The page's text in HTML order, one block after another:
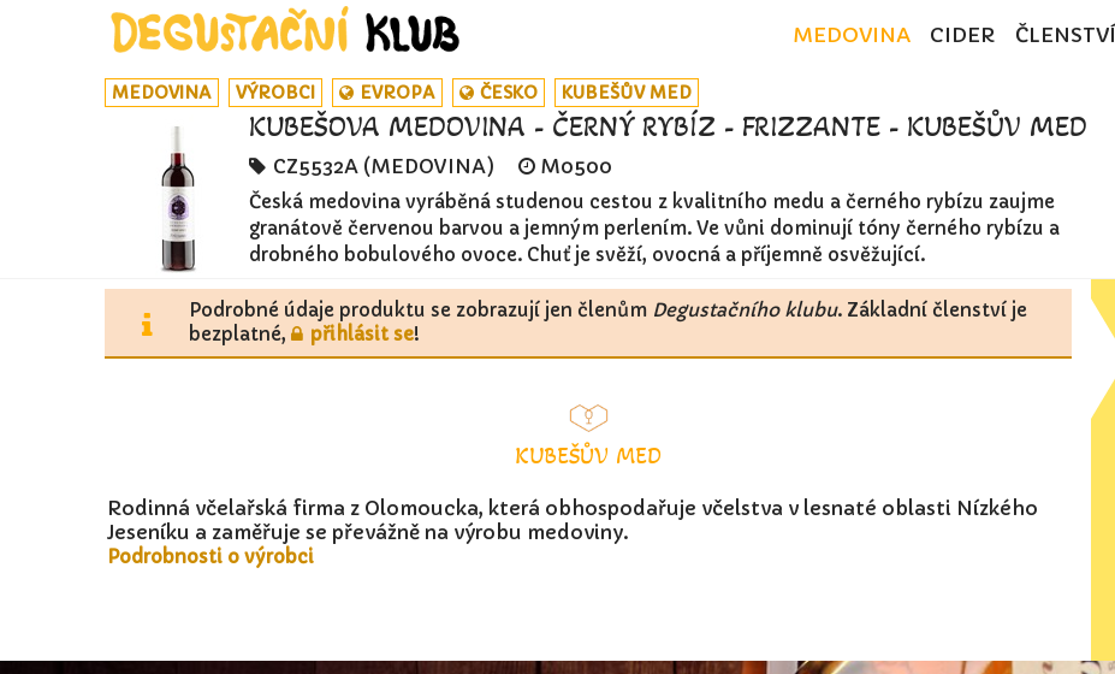
MEDOVINA CIDER ČLENSTVÍ
MEDOVINA VÝROBCI EVROPA ČESKO KUBEŠŮV MED
KUBEŠOVA MEDOVINA - ČERNÝ RYBÍZ - FRIZZANTE - KUBEŠŮV MED
CZ5532A (MEDOVINA) M0500
Česká medovina vyráběná studenou cestou z kvalitního medu a černého rybízu zaujme
granátově červenou barvou a jemným perlením. Ve vůni dominují tóny černého rybízu a
drobného bobulového ovoce. Chuť je svěží, ovocná a příjemně osvěžující.
Podrobné údaje produktu se zobrazují jen členům Degustačního klubu. Základní členství je
bezplatné,
přihlásit se!
KUBEŠŮV MED
Rodinná včelařská firma z Olomoucka, která obhospodařuje včelstva v lesnaté oblasti Nízkého
Jeseníku a zaměřuje se převážně na výrobu medoviny.
Podrobnosti o výrobci